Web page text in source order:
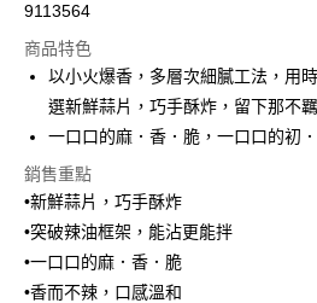
運送方式
全家取貨付款
免運費
常溫-付款後全家取貨
免運費
9113564
商品特色
以小火爆香，多層次細膩工法，用
選新鮮蒜片，巧手酥炸，留下那不羈
一口口的麻．香．脆，一口口的初
銷售重點
•新鮮蒜片，巧手酥炸
•突破辣油框架，能沾更能拌
•一口口的麻．香．脆
•香而不辣，口感溫和